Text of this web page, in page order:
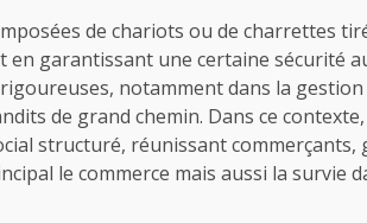
de chariots ou de charrettes
garantissant une certaine sécurité
notamment dans la
de grand chemin. Dans ce
structuré, réunissant commerçants,
le commerce mais aussi la survie